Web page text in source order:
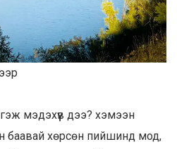
мэдэхүүв дээ? хэмээн
баавай хөрсөн пийшинд мод,